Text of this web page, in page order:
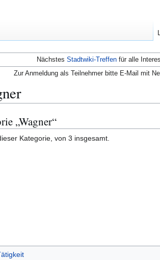
Nächstes Stadtwiki-Treffen für alle
Zur Anmeldung als Teilnehmer bitte E-Mail mit
„Wagner“
Kategorie, von 3 insgesamt.